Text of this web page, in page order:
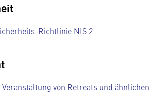
Richtlinie NIS 2
von Retreats und ähnlichen